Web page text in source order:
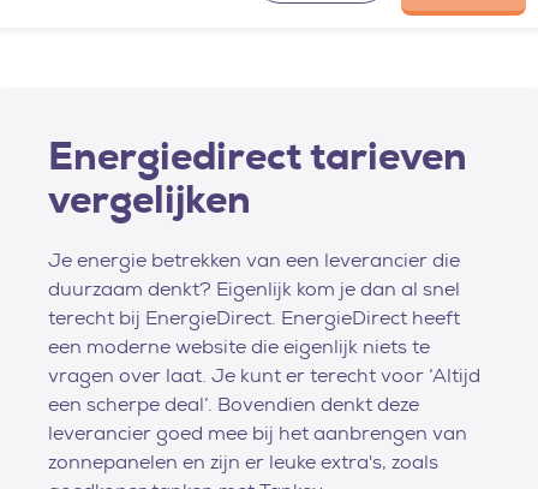
Energiedirect tarieven
vergelijken
Je energie betrekken van een leverancier die
duurzaam denkt? Eigenlijk kom je dan al snel
terecht bij EnergieDirect. EnergieDirect heeft
een moderne website die eigenlijk niets te
vragen over laat. Je kunt er terecht voor ‘Altijd
een scherpe deal’. Bovendien denkt deze
leverancier goed mee bij het aanbrengen van
zonnepanelen en zijn er leuke extra's, zoals